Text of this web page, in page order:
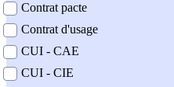
Contrat pacte
Contrat d'usage
CUI - CAE
CUI - CIE